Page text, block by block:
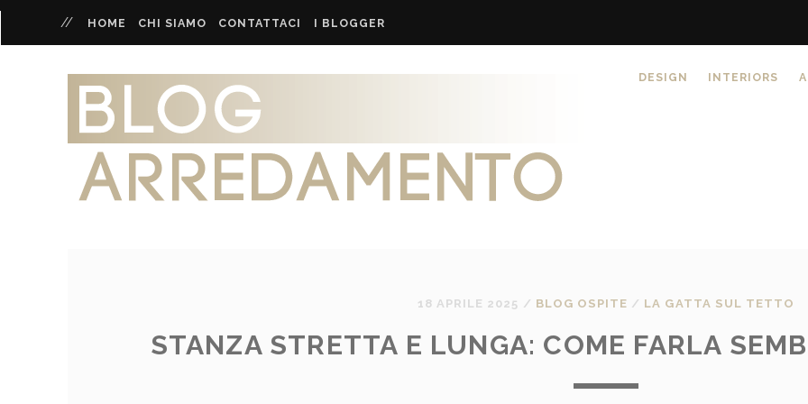
HOME CHI SIAMO CONTATTACI I BLOGGER
DESIGN INTERIORS
18 APRILE 2025 / BLOG OSPITE / LA GATTA SUL TETTO
STANZA STRETTA E LUNGA: COME FARLA